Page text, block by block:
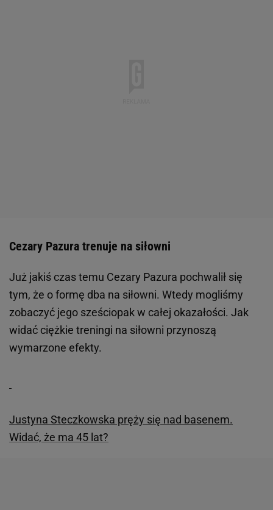
Cezary Pazura trenuje na siłowni
Już jakiś czas temu Cezary Pazura pochwalił się
tym, że o formę dba na siłowni. Wtedy mogliśmy
zobaczyć jego sześciopak w całej okazałości. Jak
widać ciężkie treningi na siłowni przynoszą
wymarzone efekty.
Justyna Steczkowska pręży się nad basenem.
Widać, że ma 45 lat?